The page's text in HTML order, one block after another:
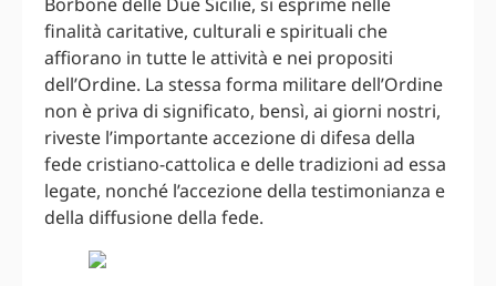
finalità caritative, culturali e spirituali che
affiorano in tutte le attività e nei propositi
dell’Ordine. La stessa forma militare dell’Ordine
non è priva di significato, bensì, ai giorni nostri,
riveste l’importante accezione di difesa della
fede cristiano-cattolica e delle tradizioni ad essa
legate, nonché l’accezione della testimonianza e
della diffusione della fede.